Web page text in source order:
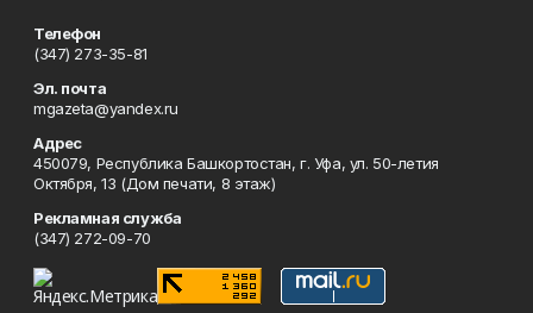
Телефон
(347) 273-35-81
Эл. почта
mgazeta@yandex.ru
Адрес
450079, Республика Башкортостан, г. Уфа, ул. 50-летия
Октября, 13 (Дом печати, 8 этаж)
Рекламная служба
(347) 272-09-70